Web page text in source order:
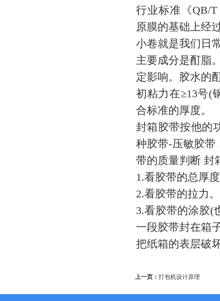
行业标准《QB/T
原膜的基础上经
小卷就是我们日
主要成分是酊脂
定影响。胶水的
初粘力在≥13号(
合标准的厚度。
封箱胶带按他的
种胶带-压敏胶带
带的质量判断 封
1.看胶带的总厚
2.看胶带的拉力。
3.看胶带的涂胶(
一段胶带封在箱
把纸箱的表层破
上一页： 打包机设计原理